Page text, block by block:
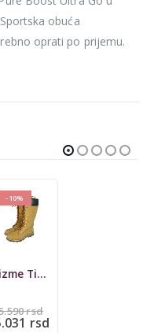
obuća
oprati po prijemu.
-10%
Čizme Timberland, 37,5, Asphalt Trail
rsd
cena
rsd